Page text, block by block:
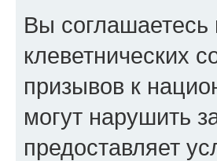
Вы
клеветнических
призывов к
могут нарушить
предоставляет